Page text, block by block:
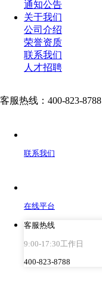
通知公告
关于我们
公司介绍
荣誉资质
联系我们
人才招聘
客服热线：400-823-8788
联系我们
在线平台
客服热线
9:00-17:30工作日
400-823-8788